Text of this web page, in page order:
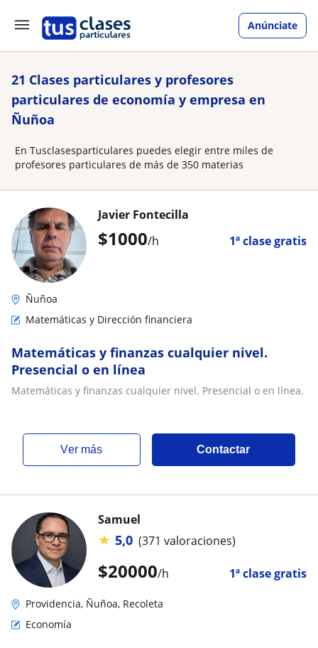
Anúnciate
21 Clases particulares y profesores
particulares de economía y empresa en
Ñuñoa
En Tusclasesparticulares puedes elegir entre miles de
profesores particulares de más de 350 materias
$1000/h 1ª clase gratis
Javier Fontecilla
Ñuñoa
Matemáticas y Dirección financiera
Matemáticas y finanzas cualquier nivel.
Presencial o en línea
Matemáticas y finanzas cualquier nivel. Presencial o en línea.
ver más Contactar
$20000/h 1ª clase gratis
Samuel
★ 5,0 (371 valoraciones)
Providencia, Ñuñoa, Recoleta
Economía